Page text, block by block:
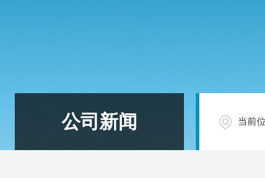
公司新闻 当前